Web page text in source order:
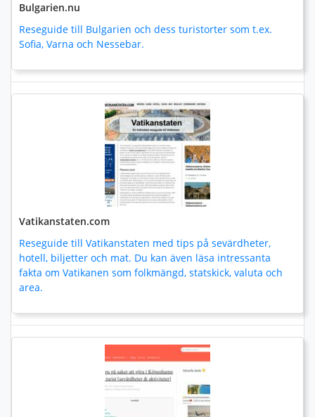
Bulgarien.nu
Reseguide till Bulgarien och dess turistorter som t.ex.
Sofia, Varna och Nessebar.
Vatikanstaten.com
Reseguide till Vatikanstaten med tips på sevärdheter,
hotell, biljetter och mat. Du kan även läsa intressanta
fakta om Vatikanen som folkmängd, statskick, valuta och
area.